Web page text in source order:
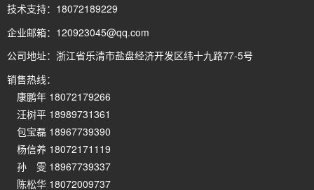
技术支持： 18072189229
企业邮箱： 120923045@qq.com
公司地址： 浙江省乐清市盐盘经济开发区纬十九路77-5号
销售热线：
康鹏年 18072179266
汪树平 18989731361
包宝磊 18967739390
杨信养 18072171119
孙 雯 18967739337
陈松华 18072009737